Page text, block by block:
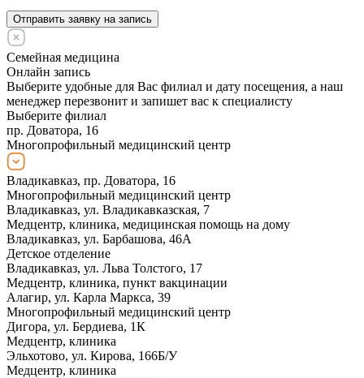
Отправить заявку на запись
Семейная медицина
Онлайн запись
Выберите удобные для Вас филиал и дату посещения, а наш
менеджер перезвонит и запишет вас к специалисту
Выберите филиал
пр. Доватора, 16
Многопрофильный медицинский центр
Владикавказ, пр. Доватора, 16
Многопрофильный медицинский центр
Владикавказ, ул. Владикавказская, 7
Медцентр, клиника, медицинская помощь на дому
Владикавказ, ул. Барбашова, 46А
Детское отделение
Владикавказ, ул. Льва Толстого, 17
Медцентр, клиника, пункт вакцинации
Алагир, ул. Карла Маркса, 39
Многопрофильный медицинский центр
Дигора, ул. Бердиева, 1К
Медцентр, клиника
Эльхотово, ул. Кирова, 166Б/У
Медцентр, клиника